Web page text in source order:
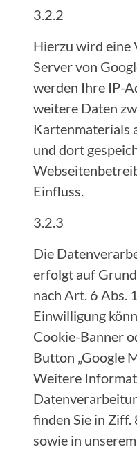
3.2.2
Hierzu wird eine
Server von
werden Ihre IP-
weitere Daten
Kartenmaterials
und dort
Einfluss.
3.2.3
Die
erfolgt auf
nach Art. 6 Abs.
Einwilligung
Cookie-Banner
Button „Google
Weitere
finden Sie in
sowie in